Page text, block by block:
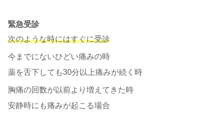
緊急受診
次のような時にはすぐに受診
今までにないひどい痛みの時
薬を舌下しても30分以上痛みが続く時
胸痛の回数が以前より増えてきた時
安静時にも痛みが起こる場合